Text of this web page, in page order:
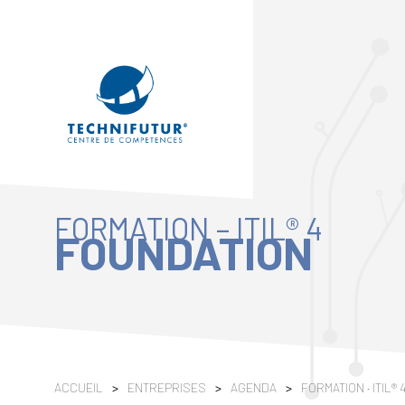
FORMATION – ITIL® 4
FOUNDATION
ACCUEIL > ENTREPRISES > AGENDA > FORMATION · ITIL®